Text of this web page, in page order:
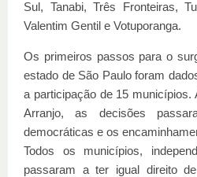
Sul, Tanabi, Três Fronteiras,
Valentim Gentil e Votuporanga.
Os primeiros passos para o
estado de São Paulo foram
a participação de 15 municípios.
Arranjo, as decisões
democráticas e os
Todos os municípios,
passaram a ter igual direito